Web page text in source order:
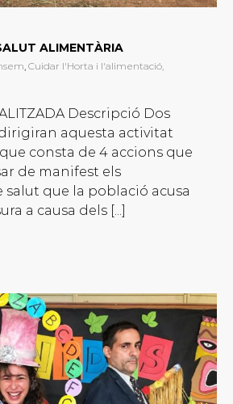
ALIMENTÀRIA
, Cuidar l'Horta i l'alimentació,
Descripció Dos
aquesta activitat
consta de 4 accions que
de manifest els
salut que la població acusa
a causa dels [...]